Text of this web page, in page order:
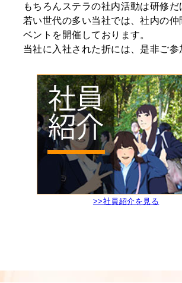
もちろんステラの社内活動は研修だ
若い世代の多い当社では、社内の
ベントを開催しております。
当社に入社された折には、是非ご参
>>社員紹介を見る